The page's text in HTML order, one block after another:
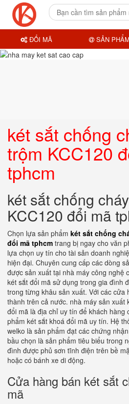
két sắt chống
trộm KCC120
tphcm
két sắt chống
KCC120 đổi mã
Chọn lựa sản phẩm két sắt chống
đổi mã tphcm trang bị ngay cho văn
lựa chọn uy tín cho tài sản doanh
hiện đại. Chuyên cung cấp các dòng
được sản xuất tại nhà máy công nghệ
két sắt đổi mã sử dụng trong gia đình
trong từng khâu sản xuất. Với các cửa
thành trên cả nước. nhà máy sản xuất
đổi mã là địa chỉ uy tín để khách hàng
phẩm két sắt khoá đổi mã uy tín. Hệ
welko là sản phẩm đạt các chứng
bầu chọn là sản phẩm tiêu biểu trong
đình được phủ sơn tĩnh điện trên bề
hoặc có bánh xe di động.
Cửa hàng bán két sắt
mã
ĐỔI MÃ SẢN PHẨM